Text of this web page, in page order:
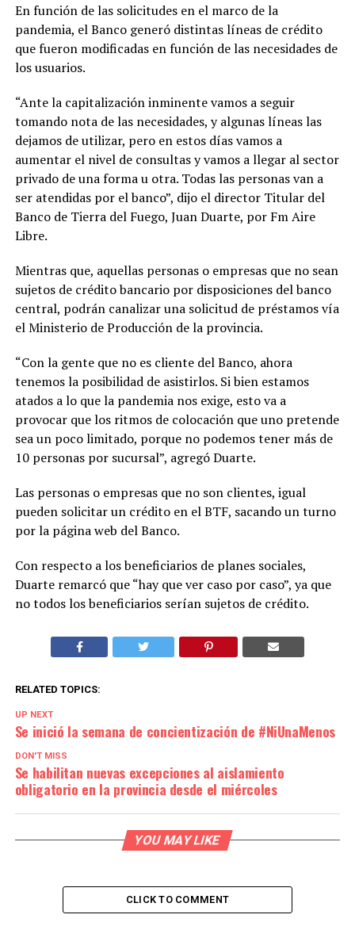
En función de las solicitudes en el marco de la
pandemia, el Banco generó distintas líneas de crédito
que fueron modificadas en función de las necesidades de
los usuarios.
“Ante la capitalización inminente vamos a seguir
tomando nota de las necesidades, y algunas líneas las
dejamos de utilizar, pero en estos días vamos a
aumentar el nivel de consultas y vamos a llegar al sector
privado de una forma u otra. Todas las personas van a
ser atendidas por el banco”, dijo el director Titular del
Banco de Tierra del Fuego, Juan Duarte, por Fm Aire
Libre.
Mientras que, aquellas personas o empresas que no sean
sujetos de crédito bancario por disposiciones del banco
central, podrán canalizar una solicitud de préstamos vía
el Ministerio de Producción de la provincia.
“Con la gente que no es cliente del Banco, ahora
tenemos la posibilidad de asistirlos. Si bien estamos
atados a lo que la pandemia nos exige, esto va a
provocar que los ritmos de colocación que uno pretende
sea un poco limitado, porque no podemos tener más de
10 personas por sucursal”, agregó Duarte.
Las personas o empresas que no son clientes, igual
pueden solicitar un crédito en el BTF, sacando un turno
por la página web del Banco.
Con respecto a los beneficiarios de planes sociales,
Duarte remarcó que “hay que ver caso por caso”, ya que
no todos los beneficiarios serían sujetos de crédito.
RELATED TOPICS:
UP NEXT
Se inició la semana de concientización de #NiUnaMenos
DON'T MISS
Se habilitan nuevas excepciones al aislamiento
obligatorio en la provincia desde el miércoles
YOU MAY LIKE
CLICK TO COMMENT